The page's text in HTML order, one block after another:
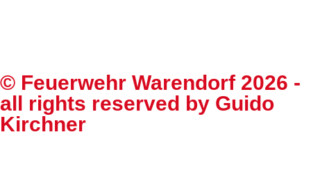
© Feuerwehr Warendorf 2026 -
all rights reserved by Guido
Kirchner